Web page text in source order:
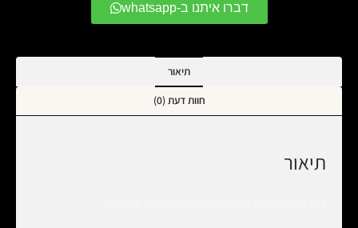
דברו איתנו ב-whatsapp
תיאור
חוות דעת (0)
תיאור